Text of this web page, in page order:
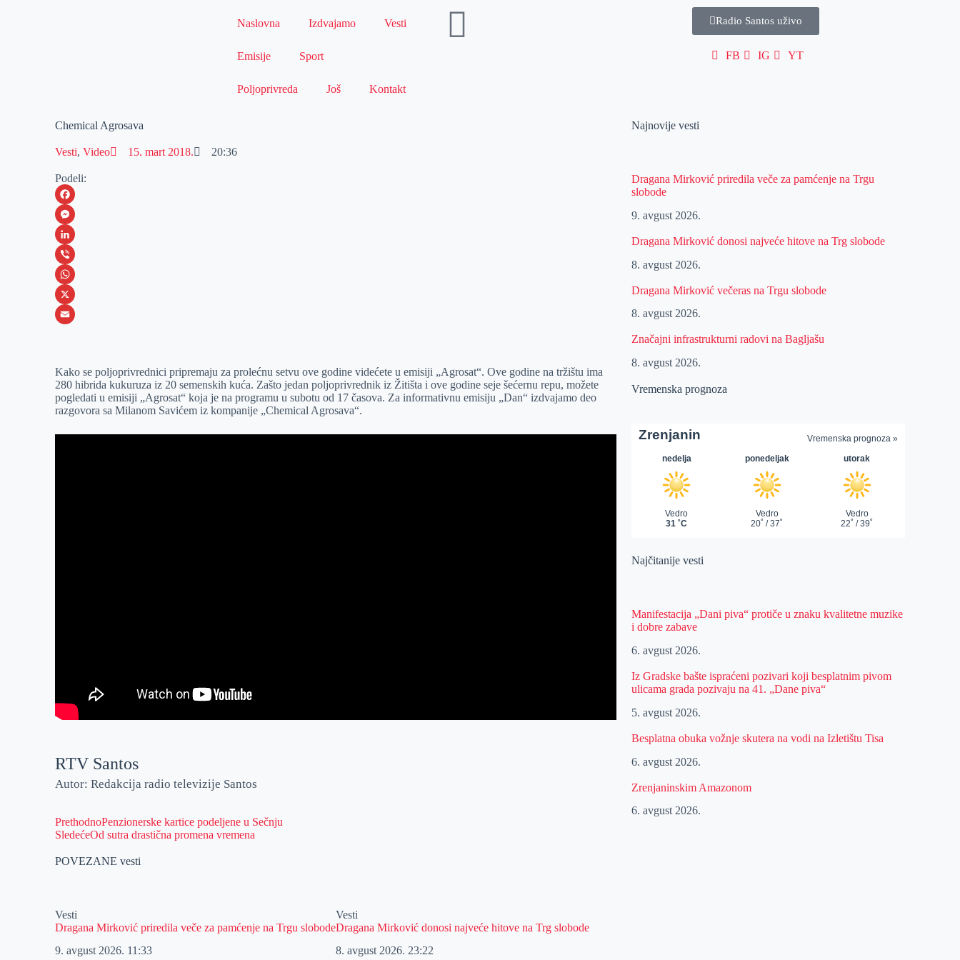
Naslovna Izdvajamo Vesti
Emisije Sport
Poljoprivreda Još Kontakt
Radio Santos uživo
FB IG YT
Chemical Agrosava
Vesti,Video 15. mart 2018. 20:36
Podeli:
F
a
c
e
b
o
M
e
s
s
e
e
r
L
i
n
k
I
n
V
i
b
W
h
s
A
p
p
X
a
i
l
Kako se poljoprivrednici pripremaju za prolećnu setvu ove godine videćete u emisiji „Agrosat“. Ove godine na tržištu ima
280 hibrida kukuruza iz 20 semenskih kuća. Zašto jedan poljoprivrednik iz Žitišta i ove godine seje šećernu repu, možete
pogledati u emisiji „Agrosat“ koja je na programu u subotu od 17 časova. Za informativnu emisiju „Dan“ izdvajamo deo
razgovora sa Milanom Savićem iz kompanije „Chemical Agrosava“.
RTV Santos
Autor: Redakcija radio televizije Santos
PrethodnoPenzionerske kartice podeljene u Sečnju
SledećeOd sutra drastična promena vremena
POVEZANE vesti
Vesti
Dragana Mirković priredila veče za pamćenje na Trgu slobode
9. avgust 2026. 11:33
Vesti
Dragana Mirković donosi najveće hitove na Trg slobode
8. avgust 2026. 23:22
Najnovije vesti
Dragana Mirković priredila veče za pamćenje na Trgu
slobode
9. avgust 2026.
Dragana Mirković donosi najveće hitove na Trg slobode
8. avgust 2026.
Dragana Mirković večeras na Trgu slobode
8. avgust 2026.
Značajni infrastrukturni radovi na Bagljašu
8. avgust 2026.
Vremenska prognoza
Najčitanije vesti
Manifestacija „Dani piva“ protiče u znaku kvalitetne muzike
i dobre zabave
6. avgust 2026.
Iz Gradske bašte ispraćeni pozivari koji besplatnim pivom
ulicama grada pozivaju na 41. „Dane piva“
5. avgust 2026.
Besplatna obuka vožnje skutera na vodi na Izletištu Tisa
6. avgust 2026.
Zrenjaninskim Amazonom
6. avgust 2026.